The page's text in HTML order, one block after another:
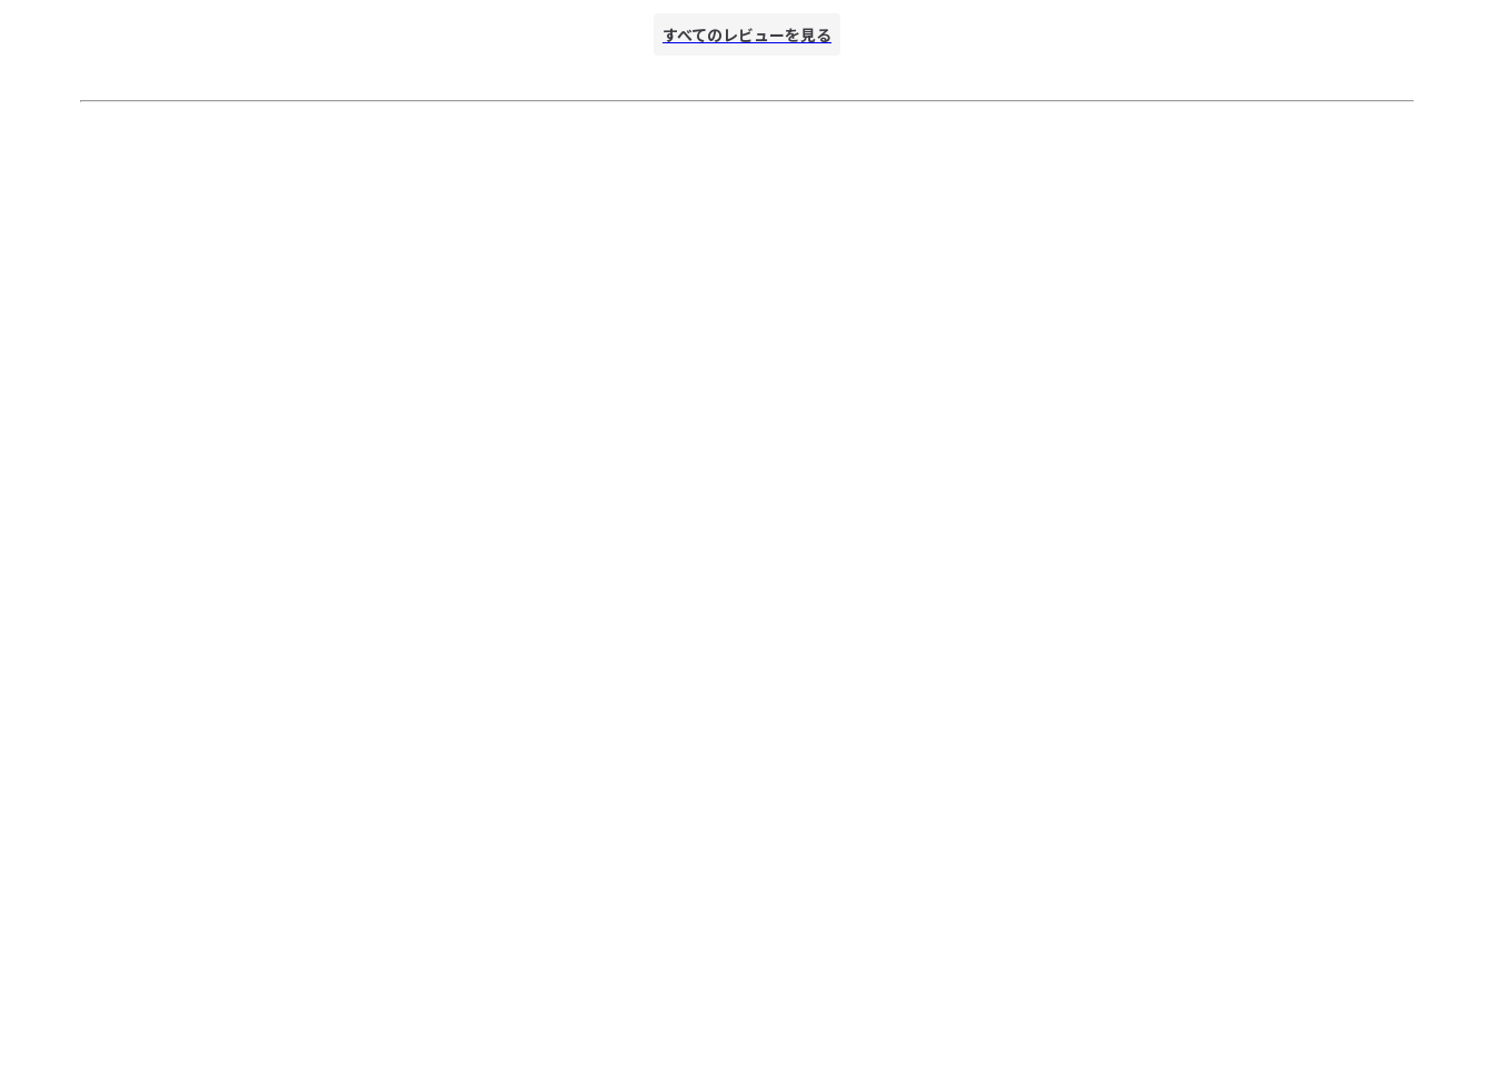
たからです。
ほかに、もうほんの少しゆとりのあるデザインも期待してま
首周りのデザインが自分的にはイマイチで☆はマイナス1。
すべてのレビューを見る